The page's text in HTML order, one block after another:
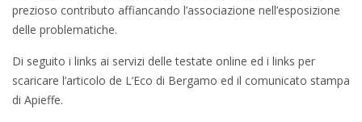
prezioso contributo affiancando l’associazione nell’esposizione
delle problematiche.
Di seguito i links ai servizi delle testate online ed i links per
scaricare l’articolo de L’Eco di Bergamo ed il comunicato stampa
di Apieffe.